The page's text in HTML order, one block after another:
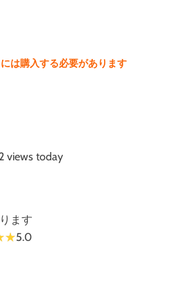
は購入する必要があります
views today
ます
5.0